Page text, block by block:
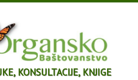
KONSULTACIJE, KNJIGE